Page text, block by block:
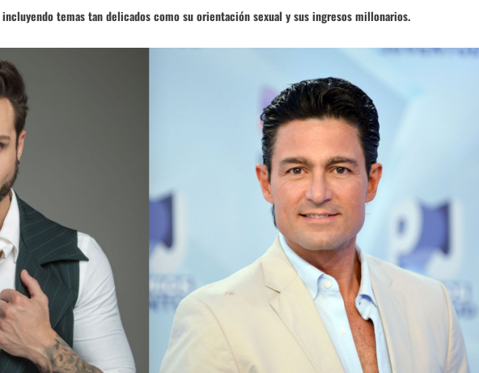
temas tan delicados como su orientación sexual y sus ingresos millonarios.